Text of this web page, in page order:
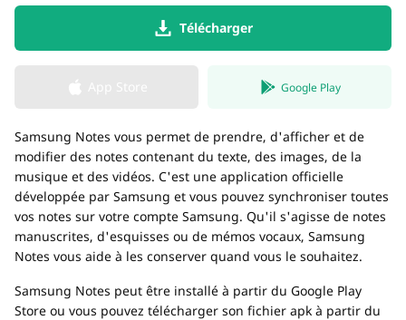
Télécharger
Google Play
Samsung Notes vous permet de prendre, d'afficher et de
modifier des notes contenant du texte, des images, de la
musique et des vidéos. C'est une application officielle
développée par Samsung et vous pouvez synchroniser toutes
vos notes sur votre compte Samsung. Qu'il s'agisse de notes
manuscrites, d'esquisses ou de mémos vocaux, Samsung
Notes vous aide à les conserver quand vous le souhaitez.
Samsung Notes peut être installé à partir du Google Play
Store ou vous pouvez télécharger son fichier apk à partir du